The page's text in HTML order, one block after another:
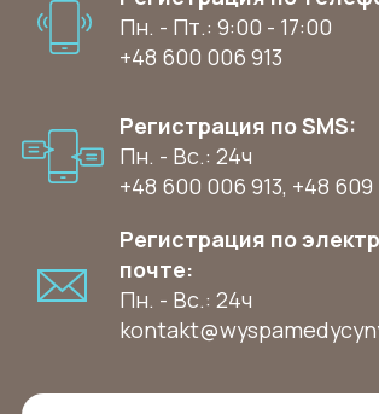
Пн. - Пт.: 9:00 - 17:00
+48 600 006 913
Регистрация по SMS:
Пн. - Вс.: 24ч
+48 600 006 913, +48
Регистрация по
почте:
Пн. - Вс.: 24ч